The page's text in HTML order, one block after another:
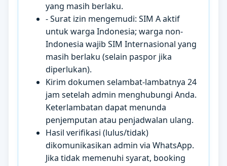
yang masih berlaku.
- Surat izin mengemudi: SIM A aktif
untuk warga Indonesia; warga non-
Indonesia wajib SIM Internasional yang
masih berlaku (selain paspor jika
diperlukan).
Kirim dokumen selambat-lambatnya 24
jam setelah admin menghubungi Anda.
Keterlambatan dapat menunda
penjemputan atau penjadwalan ulang.
Hasil verifikasi (lulus/tidak)
dikomunikasikan admin via WhatsApp.
Jika tidak memenuhi syarat, booking